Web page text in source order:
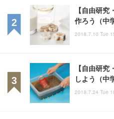
【自由研究
作ろう（中
2018.7.10 Tue
【自由研究
しよう（中
2018.7.24 Tue